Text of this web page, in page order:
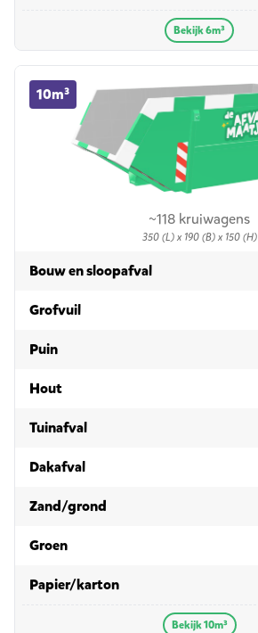
Bekijk 6m³
~118 kruiwagens
350 (L) x 190 (B) x 150 (H)
10m³
10m³ container huren
Bouw en sloopafvalin 10m³
Grofvuilin 10m³
Puinin 10m³
Houtin 10m³
Tuinafvalin 10m³
Dakafvalin 10m³
Zand/grond
Groenin 10m³
Papier/kartonin 10m³
Bekijk 10m³